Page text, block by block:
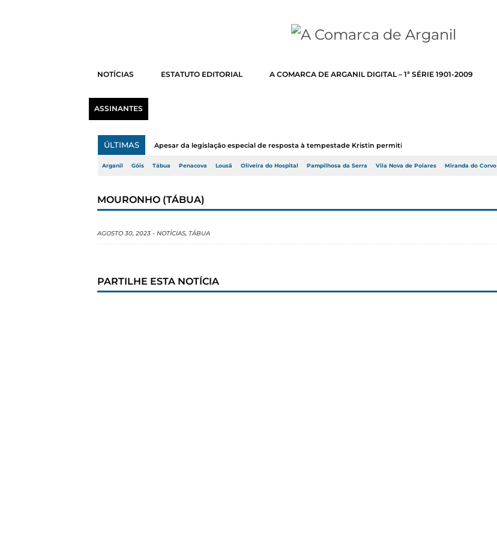
NOTÍCIAS ESTATUTO EDITORIAL A COMARCA DE ARGANIL DIGITAL – 1ª SÉRIE 1901-2009
ASSINANTES
ÚLTIMAS Apesar da legislação especial de resposta à tempestade Kristin permitir a adj...
Arganil Góis Tábua Penacova Lousã Oliveira do Hospital Pampilhosa da Serra Vila Nova de Poiares Miranda do Corvo
MOURONHO (TÁBUA)
AGOSTO 30, 2023 - NOTÍCIAS, TÁBUA
PARTILHE ESTA NOTÍCIA